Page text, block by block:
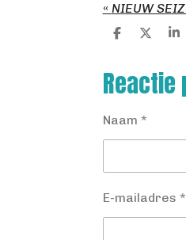
« NIEUW
D
e
n
D
l
S
r
e
Reactie
Naam *
E-mailadres *